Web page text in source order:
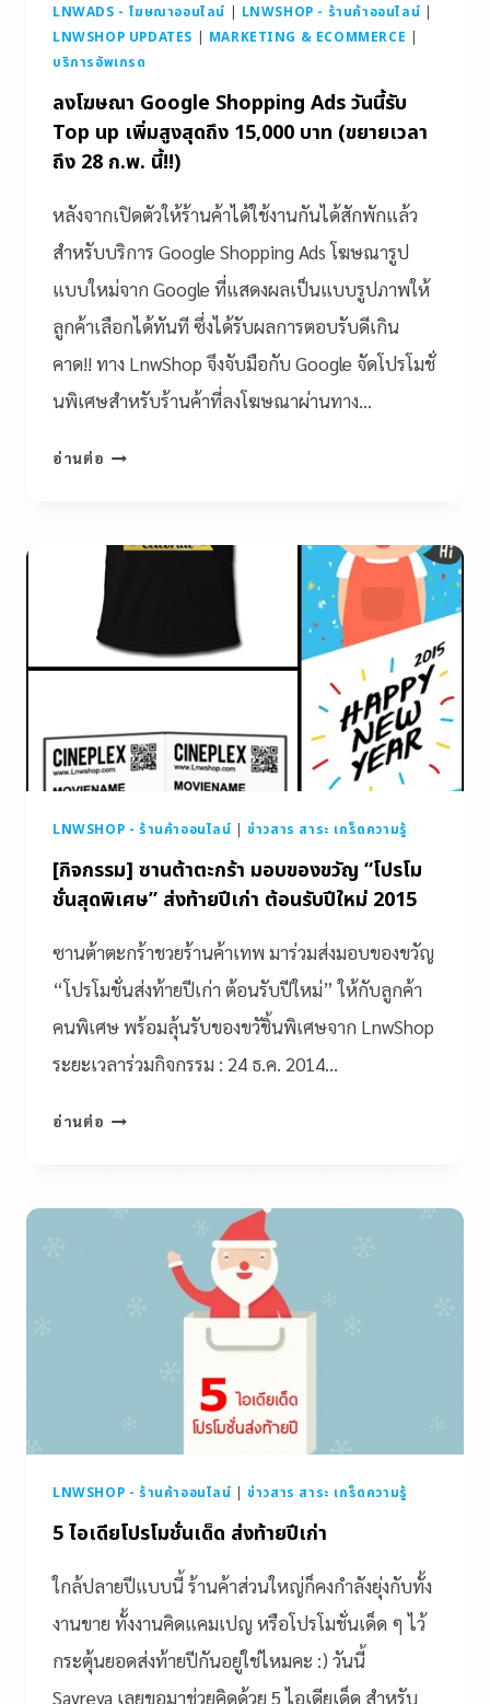
LNWADS - โฆษณาออนไลน์ LNWSHOP - ร้านค้าออนไลน์
LNWSHOP UPDATES
MARKETING & ECOMMERCE
บริการอัพเกรด
ลงโฆษณา Google Shopping Ads วันนี้รับ
Top up เพิ่มสูงสุดถึง 15,000 บาท (ขยายเวลา
ถึง 28 ก.พ. นี้!!)
หลังจากเปิดตัวให้ร้านค้าได้ใช้งานกันได้สักพักแล้ว
สำหรับบริการ Google Shopping Ads โฆษณารูป
แบบใหม่จาก Google ที่แสดงผลเป็นแบบรูปภาพให้
ลูกค้าเลือกได้ทันที ซึ่งได้รับผลการตอบรับดีเกิน
คาด!! ทาง LnwShop จึงจับมือกับ Google จัดโปรโมชั่
นพิเศษสำหรับร้านค้าที่ลงโฆษณาผ่านทาง…
อ่านต่อ
LNWSHOP - ร้านค้าออนไลน์ |ข่าวสาร สาระ เกร็ดความรู้
[กิจกรรม] ซานต้าตะกร้า มอบของขวัญ “โปรโม
ชั่นสุดพิเศษ” ส่งท้ายปีเก่า ต้อนรับปีใหม่ 2015
ซานต้าตะกร้าชวยร้านค้าเทพ มาร่วมส่งมอบของขวัญ
“โปรโมชั่นส่งท้ายปีเก่า ต้อนรับปีใหม่” ให้กับลูกค้า
คนพิเศษ พร้อมลุ้นรับของขวัชิ้นพิเศษจาก LnwShop
ระยะเวลาร่วมกิจกรรม : 24 ธ.ค. 2014…
อ่านต่อ
LNWSHOP - ร้านค้าออนไลน์ |ข่าวสาร สาระ เกร็ดความรู้
5 ไอเดียโปรโมชั่นเด็ด ส่งท้ายปีเก่า
ใกล้ปลายปีแบบนี้ ร้านค้าส่วนใหญ่ก็คงกำลังยุ่งกับทั้ง
งานขาย ทั้งงานคิดแคมเปญ หรือโปรโมชั่นเด็ด ๆ ไว้
กระตุ้นยอดส่งท้ายปีกันอยู่ใช่ไหมคะ :) วันนี้
Sayreya เลยขอมาช่วยคิดด้วย 5 ไอเดียเด็ด สำหรับ